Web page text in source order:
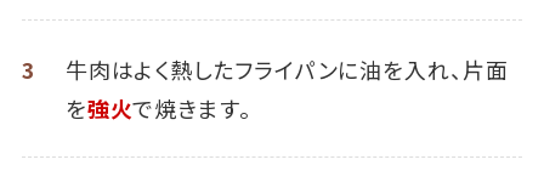
3
牛肉はよく熱したフライパンに油を入れ、片面
を強火で焼きます。